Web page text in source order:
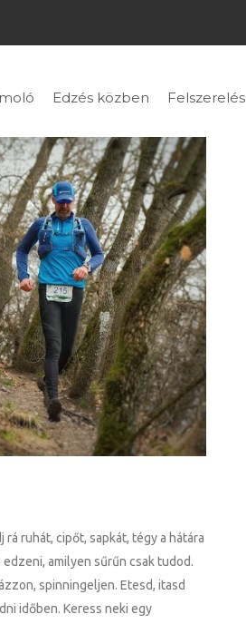
Edzés közben Felszerelés
rá ruhát, cipőt, sapkát, tégy a hátára
amilyen sűrűn csak tudod.
spinningeljen. Etesd, itasd
időben. Keress neki egy